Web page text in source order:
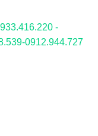
-
0912.944.727